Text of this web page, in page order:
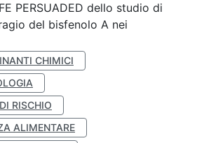
PERSUADED dello studio di
del bisfenolo A nei
CHIMICI
RISCHIO
ALIMENTARE